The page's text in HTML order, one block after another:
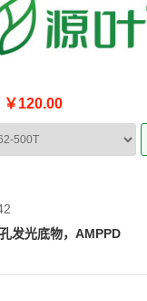
￥120.00
发光底物，AMPPD